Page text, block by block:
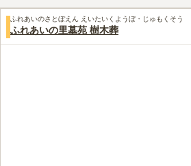
ふれあいのさとぼえん えいたいくようぼ・じゅもくそう
ふれあいの里墓苑 樹木葬